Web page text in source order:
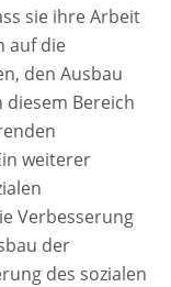
sie ihre Arbeit
auf die
den Ausbau
Bereich
weiterer
Verbesserung
der
des sozialen